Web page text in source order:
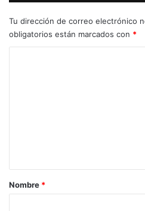
Tu dirección de correo electrónico
obligatorios están marcados con *
r
Nombre *